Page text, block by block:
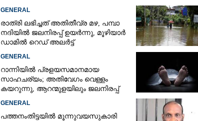
GENERAL
രാത്രി ലഭിച്ചത് അതിതീവ്ര മഴ, പമ്പാ
നദിയിൽ ജലനിരപ്പ് ഉയർന്നു, മൂഴിയാർ
ഡാമിൽ റെഡ് അലർട്ട്
GENERAL
റാന്നിയിൽ പ്രളയസമാനമായ
സാഹചര്യം; അതിവേഗം വെള്ളം
കയറുന്നു, ആറന്മുളയിലും ജലനിരപ്പ്
GENERAL
പത്തനംതിട്ടയിൽ മൂന്നുവയസുകാരി